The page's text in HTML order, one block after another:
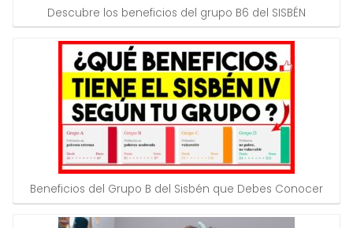
Descubre los beneficios del grupo B6 del SISBÉN
Beneficios del Grupo B del Sisbén que Debes Conocer